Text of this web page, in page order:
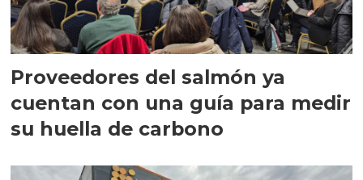
Proveedores del salmón ya
cuentan con una guía para medir
su huella de carbono